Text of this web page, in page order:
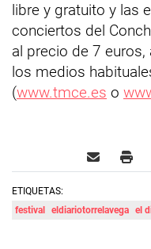
libre y gratuito y las
conciertos del
al precio de 7
los medios
(www.tmce.es o
ETIQUETAS:
festival
eldiariotorrelavega el